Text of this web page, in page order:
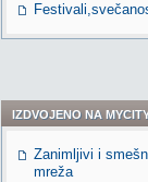
IZDVOJENO NA
Zanimljivi i
mreža